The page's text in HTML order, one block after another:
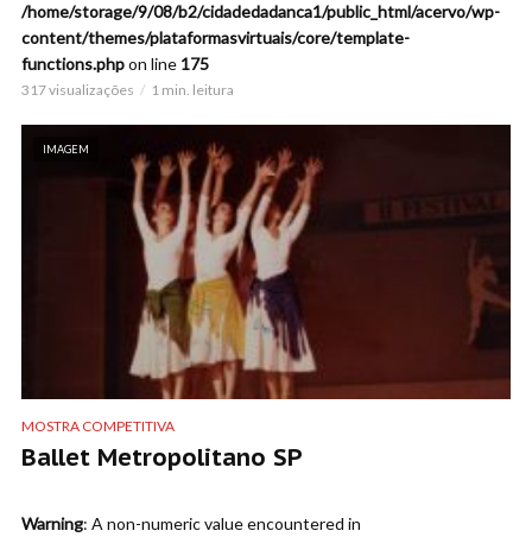
/home/storage/9/08/b2/cidadedadanca1/public_html/acervo/wp-
content/themes/plataformasvirtuais/core/template-
functions.phpon line 175
317 visualizações 1 min. leitura
IMAGEM
MOSTRA COMPETITIVA
Ballet Metropolitano SP
Warning: A non-numeric value encountered in